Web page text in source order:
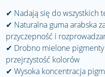
✔ Nadają się do wszystkich
✔ Naturalna guma arabska
przyczepność i
✔ Drobno mielone
przejrzystość kolorów
✔ Wysoka koncentracja